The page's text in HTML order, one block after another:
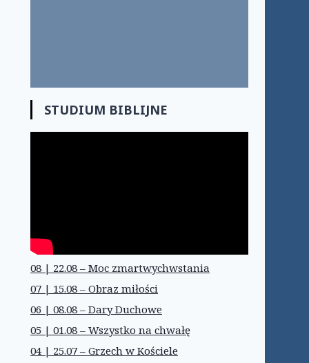
STUDIUM BIBLIJNE
08 | 22.08 – Moc zmartwychwstania
07 | 15.08 – Obraz miłości
06 | 08.08 – Dary Duchowe
05 | 01.08 – Wszystko na chwałę
04 | 25.07 – Grzech w Kościele